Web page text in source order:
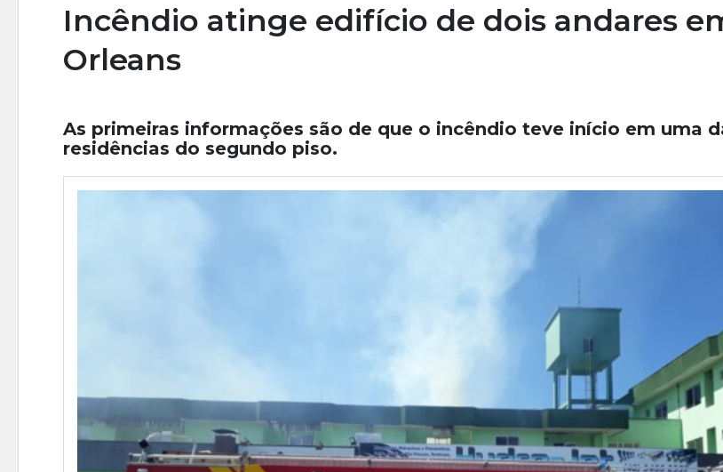
Incêndio atinge edifício de dois andares
Orleans
As primeiras informações são de que o incêndio teve início em uma
residências do segundo piso.